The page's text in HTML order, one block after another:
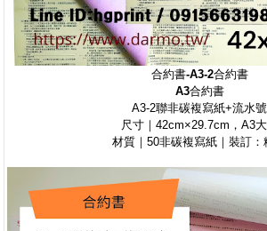
合約書-A3-2合約書
A3合約書
A3-2聯非碳複寫紙+流水號
尺寸｜42cm×29.7cm，A3
材質｜50非碳複寫紙｜裝訂：